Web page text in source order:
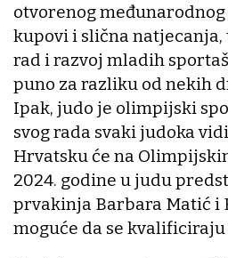
otvorenog
kupovi i slična natjecanja,
rad i razvoj mladih
puno za razliku od nekih
Ipak, judo je olimpijski
svog rada svaki judoka
Hrvatsku će na
2024. godine u judu
prvakinja Barbara Matić i
moguće da se kvalificiraju